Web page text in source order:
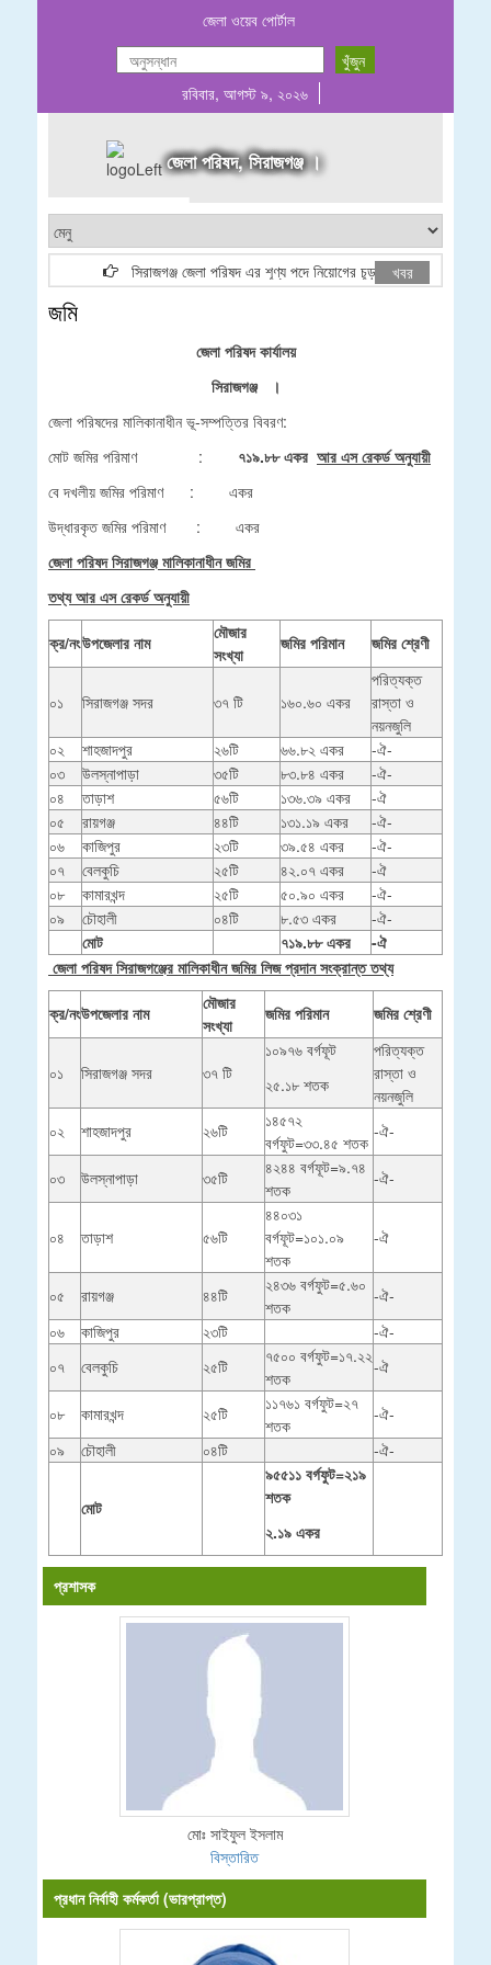
জেলা ওয়েব পোর্টাল
রবিবার, আগস্ট ৯, ২০২৬
জেলা পরিষদ, সিরাজগঞ্জ ।
সিরাজগঞ্জ জেলা পরিষদ এর শূণ্য পদে নিয়োগের চূড়ান্ত ফলাফল
খবর
জমি
জেলা পরিষদ কার্যালয়
সিরাজগঞ্জ ।
জেলা পরিষদের মালিকানাধীন ভূ-সম্পত্তির বিবরণ:
মোট জমির পরিমাণ : ৭১৯.৮৮ একর আর এস রেকর্ড অনুযায়ী
বে দখলীয় জমির পরিমাণ : একর
উদ্ধারকৃত জমির পরিমাণ : একর
জেলা পরিষদ সিরাজগঞ্জ মালিকানাধীন জমির
তথ্য আর এস রেকর্ড অনুযায়ী
ক্র/নংউপজেলার নাম
মৌজার
সংখ্যা
জমির পরিমান জমির শ্রেণী
০১ সিরাজগঞ্জ সদর ৩৭ টি ১৬০.৬০ একর
পরিত্যক্ত
রাস্তা ও
নয়নজুলি
০২
শাহজাদপুর ২৬টি ৬৬.৮২ একর
-ঐ-
০৩
উলস্নাপাড়া ৩৫টি ৮৩.৮৪ একর
-ঐ-
০৪
তাড়াশ ৫৬টি ১৩৬.৩৯ একর
-ঐ
০৫
রায়গঞ্জ ৪৪টি ১৩১.১৯ একর
-ঐ-
০৬
কাজিপুর ২৩টি ৩৯.৫৪ একর
-ঐ-
০৭
বেলকুচি ২৫টি ৪২.০৭ একর
-ঐ
০৮
কামারখন্দ ২৫টি ৫০.৯০ একর
-ঐ-
০৯
চৌহালী ০৪টি ৮.৫৩ একর
-ঐ-
মোট
৭১৯.৮৮ একর
-ঐ
জেলা পরিষদ সিরাজগঞ্জের মালিকাধীন জমির লিজ প্রদান সংক্রান্ত তথ্য
ক্র/নংউপজেলার নাম
মৌজার
সংখ্যা
জমির পরিমান জমির শ্রেণী
০১ সিরাজগঞ্জ সদর ৩৭ টি
১০৯৭৬ বর্গফূট
২৫.১৮ শতক
পরিত্যক্ত
রাস্তা ও
নয়নজুলি
০২
শাহজাদপুর ২৬টি
১৪৫৭২
বর্গফুট=৩৩.৪৫ শতক
-ঐ-
০৩ উলস্নাপাড়া ৩৫টি
৪২৪৪ বর্গফূট=৯.৭৪
শতক
-ঐ-
০৪ তাড়াশ ৫৬টি
৪৪০৩১
বর্গফূট=১০১.০৯
শতক
-ঐ
০৫ রায়গঞ্জ ৪৪টি
২৪৩৬ বর্গফুট=৫.৬০
শতক
-ঐ-
০৬
কাজিপুর ২৩টি
-ঐ-
০৭
বেলকুচি ২৫টি
৭৫০০ বর্গফুট=১৭.২২
শতক
-ঐ
০৮ কামারখন্দ ২৫টি
১১৭৬১ বর্গফুট=২৭
শতক
-ঐ-
০৯
চৌহালী ০৪টি -ঐ-
মোট
৯৫৫১১ বর্গফুট=২১৯
শতক
২.১৯ একর
প্রশাসক
মোঃ সাইফুল ইসলাম
বিস্তারিত
প্রধান নির্বাহী কর্মকর্তা (ভারপ্রাপ্ত)